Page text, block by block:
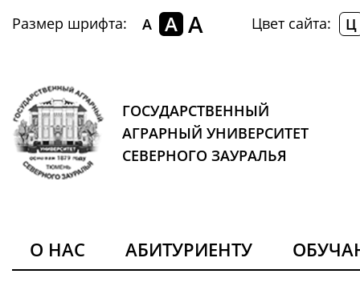
Размер шрифта: A A A Цвет сайта: Ц
ГОСУДАРСТВЕННЫЙ
АГРАРНЫЙ УНИВЕРСИТЕТ
СЕВЕРНОГО ЗАУРАЛЬЯ
О НАС АБИТУРИЕНТУ